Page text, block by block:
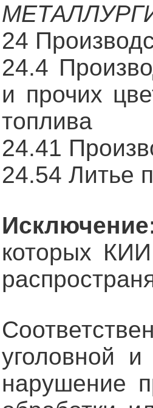
24
24.4
и прочих
топлива
24.41
24.54 Литье
которых
уголовной и
нарушение